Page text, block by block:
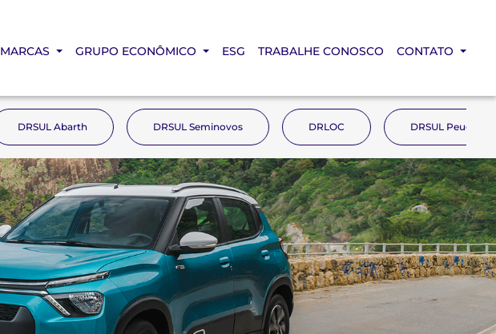
MARCAS GRUPO ECONÔMICO ESG TRABALHE CONOSCO CONTATO
DRSUL Abarth DRSUL Seminovos DRLOC DRSUL Peugeot